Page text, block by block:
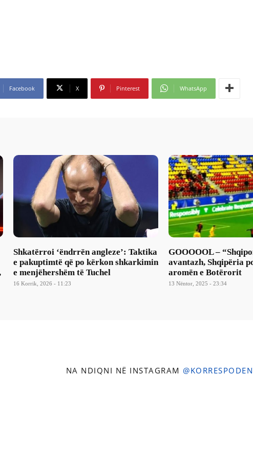
Facebook X Pinterest WhatsApp
Shkatërroi ‘ëndrrën angleze’: Taktika
e pakuptimtë që po kërkon shkarkimin
e menjëhershëm të Tuchel
16 Korrik, 2026 - 11:23
GOOOOOL –
avantazh, Shqipëria
aromën e Botërorit
13 Nëntor, 2025 - 23:34
NA NDIQNI NË INSTAGRAM